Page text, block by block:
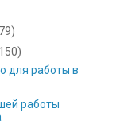
для работы в
работы